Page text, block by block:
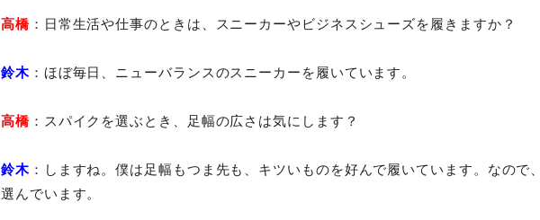
高橋 ：日常生活や仕事のときは、スニーカーやビジネスシューズを履きますか？
鈴木：ほぼ毎日、ニューバランスのスニーカーを履いています。
高橋 ：スパイクを選ぶとき、足幅の広さは気にします？
鈴木：しますね。僕は足幅もつま先も、キツいものを好んで履いています。なので
選んでいます。